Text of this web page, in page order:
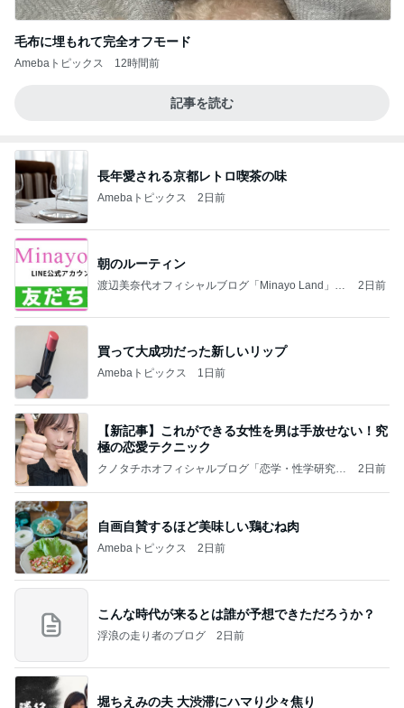
毛布に埋もれて完全オフモード
Amebaトピックス 12時間前
記事を読む
長年愛される京都レトロ喫茶の味
Amebaトピックス 2日前
朝のルーティン
渡辺美奈代オフィシャルブログ「Minayo Land」P
2日前
買って大成功だった新しいリップ
Amebaトピックス 1日前
【新記事】これができる女性を男は手放せない！究
極の恋愛テクニック
クノタチホオフィシャルブログ「恋学・性学研究
2日前
自画自賛するほど美味しい鶏むね肉
Amebaトピックス 2日前
こんな時代が来るとは誰が予想できただろうか？
浮浪の走り者のブログ 2日前
堀ちえみの夫 大渋滞にハマり少々焦り